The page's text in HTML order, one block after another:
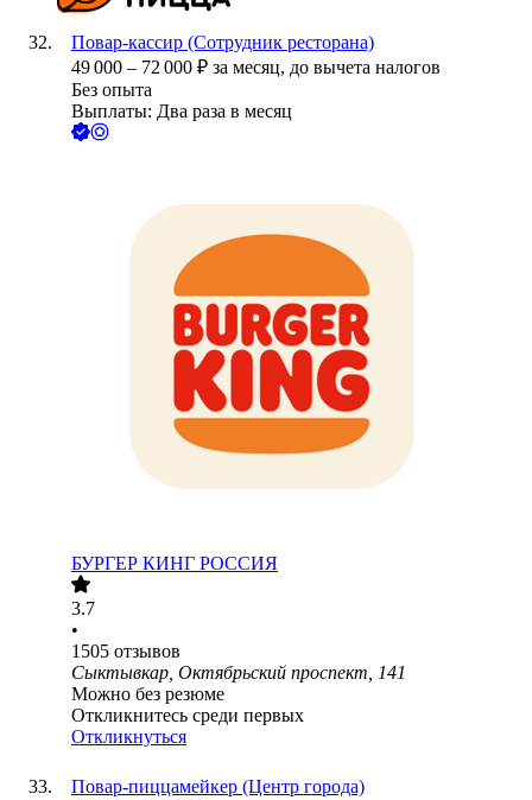
Повар-кассир (Сотрудник ресторана)
49 000 – 72 000 ₽ за месяц, до вычета налогов
Без опыта
Выплаты: Два раза в месяц
БУРГЕР КИНГ РОССИЯ
3.7
•
1505 отзывов
Сыктывкар, Октябрьский проспект, 141
Можно без резюме
Откликнитесь среди первых
Откликнуться
Повар-пиццамейкер (Центр города)